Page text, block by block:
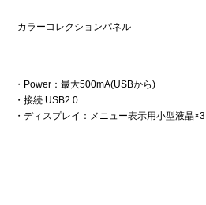
カラーコレクションパネル
・Power：最大500mA(USBから)
・接続 USB2.0
・ディスプレイ：メニュー表示用小型液晶×3